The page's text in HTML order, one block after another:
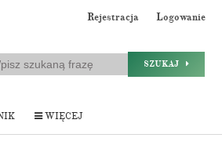
Rejestracja Logowanie
SZUKAJ
WIĘCEJ